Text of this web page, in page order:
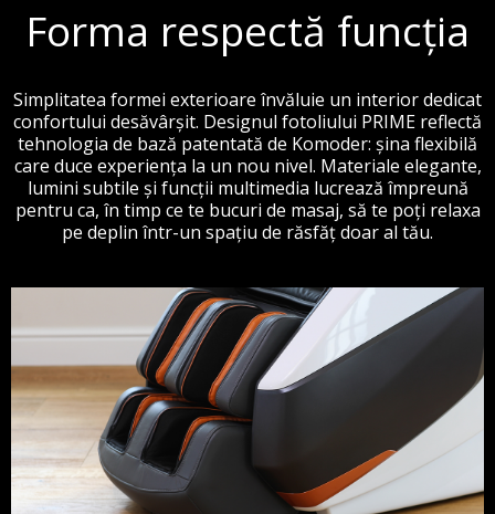
Forma respectă funcția
Simplitatea formei exterioare învăluie un interior dedicat
confortului desăvârșit. Designul fotoliului PRIME reflectă
tehnologia de bază patentată de Komoder: șina flexibilă
care duce experiența la un nou nivel. Materiale elegante,
lumini subtile și funcții multimedia lucrează împreună
pentru ca, în timp ce te bucuri de masaj, să te poți relaxa
pe deplin într-un spațiu de răsfăț doar al tău.